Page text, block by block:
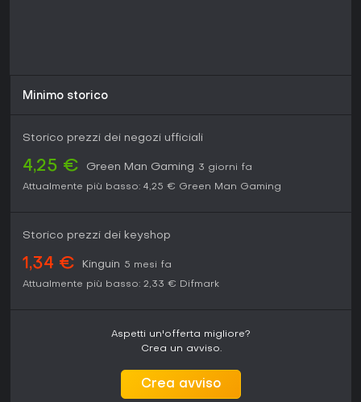
Minimo storico
Storico prezzi dei negozi ufficiali
4,25 € Green Man Gaming 3 giorni fa
Attualmente più basso: 4,25 € Green Man Gaming
Storico prezzi dei keyshop
1,34 € Kinguin 5 mesi fa
Attualmente più basso: 2,33 € Difmark
Aspetti un'offerta migliore?
Crea un avviso.
Crea avviso